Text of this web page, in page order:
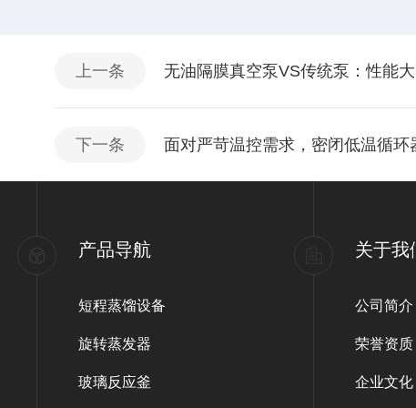
上一条 无油隔膜真空泵VS传统泵：性能大
下一条 面对严苛温控需求，密闭低温循环
产品导航
短程蒸馏设备
旋转蒸发器
玻璃反应釜
关于我
公司简介
荣誉资质
企业文化